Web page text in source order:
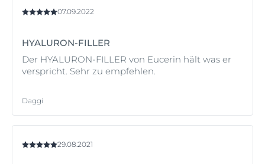
07.09.2022
HYALURON-FILLER
Der HYALURON-FILLER von Eucerin hält was er
verspricht. Sehr zu empfehlen.
Daggi
29.08.2021